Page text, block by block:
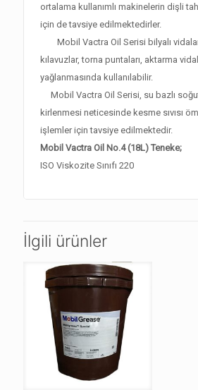
ortalama kullanımlı makinelerin dişli
için de tavsiye edilmektedirler.
Mobil Vactra Oil Serisi bilyalı
kılavuzlar, torna puntaları, aktarma
yağlanmasında kullanılabilir.
Mobil Vactra Oil Serisi, su bazlı
kirlenmesi neticesinde kesme sıvısı
işlemler için tavsiye edilmektedir.
Mobil Vactra Oil No.4 (18L) Teneke;
ISO Viskozite Sınıfı 220
İlgili ürünler